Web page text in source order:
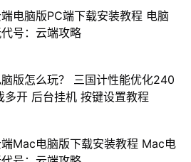
电脑版PC端下载安装教程 电脑
号：云端攻略
版怎么玩？ 三国计性能优化240
多开 后台挂机 按键设置教程
Mac电脑版下载安装教程 Mac电